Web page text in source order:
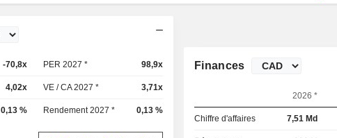
-70,8x PER 2027 * 98,9x
4,02x VE / CA 2027 * 3,71x
0,13 % Rendement 2027 * 0,13 %
Finances
2026 *
Chiffre d'affaires 7,51 Md